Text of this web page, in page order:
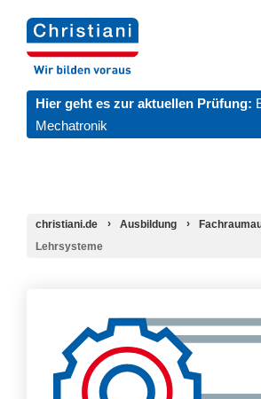
Hier geht es zur aktuellen Prüfung:
Mechatronik
christiani.de Ausbildung
Lehrsysteme